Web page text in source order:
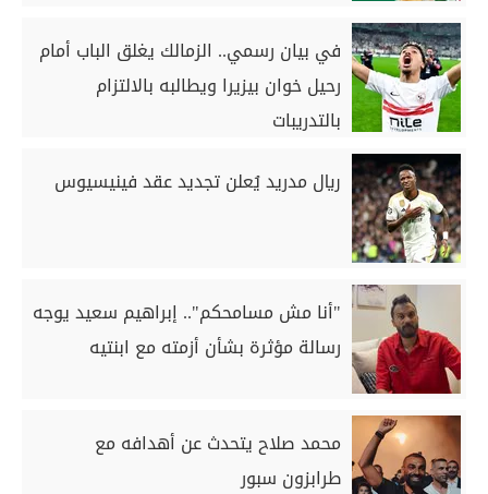
في بيان رسمي.. الزمالك يغلق الباب أمام
رحيل خوان بيزيرا ويطالبه بالالتزام
بالتدريبات
ريال مدريد يُعلن تجديد عقد فينيسيوس
"أنا مش مسامحكم".. إبراهيم سعيد يوجه
رسالة مؤثرة بشأن أزمته مع ابنتيه
محمد صلاح يتحدث عن أهدافه مع
طرابزون سبور